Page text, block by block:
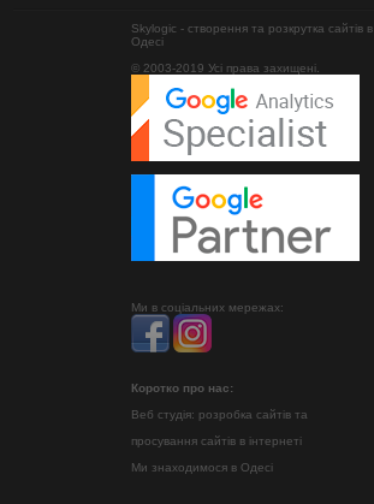
Skylogic - створення та розкрутка сайтів в
Одесі
© 2003-2019 Усі права захищені.
Ми в соціальних мережах:
Коротко про нас:
Веб студія: розробка сайтів та
просування сайтів в інтернеті
Ми знаходимося в Одесі